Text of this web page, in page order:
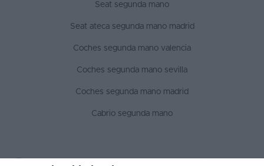
Seat segunda mano
Seat ateca segunda mano madrid
Coches segunda mano valencia
Coches segunda mano sevilla
Coches segunda mano madrid
Cabrio segunda mano